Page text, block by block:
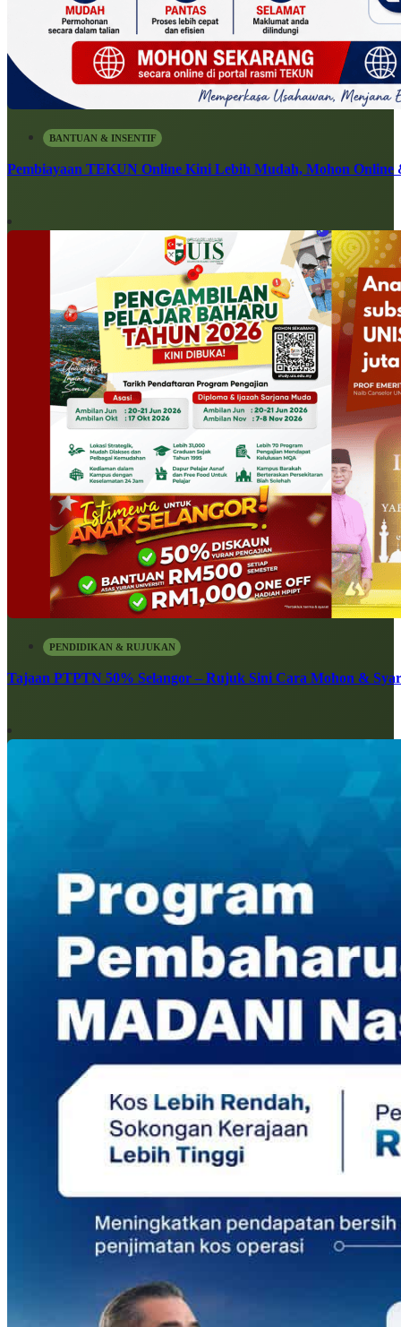
BANTUAN & INSENTIF
Pembiayaan TEKUN Online Kini Lebih Mudah, Mohon Online
PENDIDIKAN & RUJUKAN
Tajaan PTPTN 50% Selangor – Rujuk Sini Cara Mohon &